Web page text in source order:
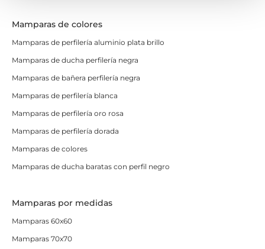
Mamparas de colores
Mamparas de perfilería aluminio plata brillo
Mamparas de ducha perfilería negra
Mamparas de bañera perfilería negra
Mamparas de perfilería blanca
Mamparas de perfilería oro rosa
Mamparas de perfilería dorada
Mamparas de colores
Mamparas de ducha baratas con perfil negro
Mamparas por medidas
Mamparas 60x60
Mamparas 70x70